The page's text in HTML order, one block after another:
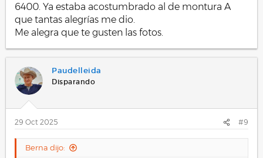
6400. Ya estaba acostumbrado al de montura A
que tantas alegrías me dio.
Me alegra que te gusten las fotos.
Paudelleida
Disparando
29 Oct 2025 #9
Berna dijo: